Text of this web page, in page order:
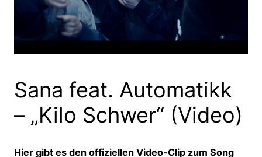
Sana feat. Automatikk
– „Kilo Schwer“ (Video)
Hier gibt es den offiziellen Video-Clip zum Song